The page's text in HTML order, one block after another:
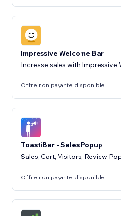
Impressive Welcome Bar
Increase sales with Impressive
Offre non payante disponible
ToastiBar - Sales Popup
Sales, Cart, Visitors, Review
Offre non payante disponible